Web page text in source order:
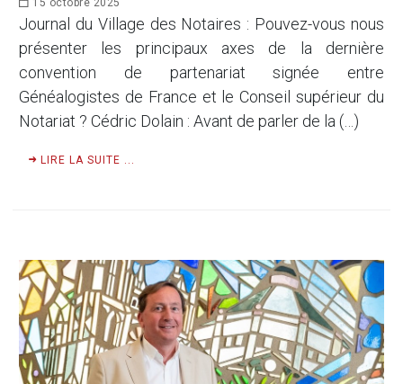
15 octobre 2025
Journal du Village des Notaires : Pouvez-vous nous
présenter les principaux axes de la dernière
convention de partenariat signée entre
Généalogistes de France et le Conseil supérieur du
Notariat ? Cédric Dolain : Avant de parler de la (…)
LIRE LA SUITE ...